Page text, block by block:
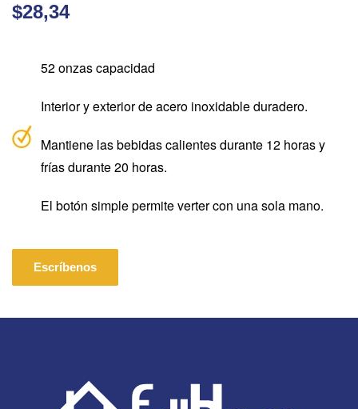
$28,34
52 onzascapacidad
Interior y exterior de acero inoxidable duradero.
Mantiene las bebidas calientes durante 12 horas y
frías durante 20 horas.
El botón simple permite verter con una sola mano.
Escríbenos